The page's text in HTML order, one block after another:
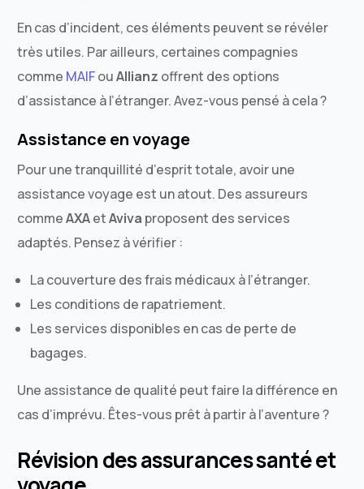
En cas d’incident, ces éléments peuvent se révéler
très utiles. Par ailleurs, certaines compagnies
comme MAIFouAllianz offrent des options
d’assistance à l’étranger. Avez-vous pensé à cela ?
Assistance en voyage
Pour une tranquillité d’esprit totale, avoir une
assistance voyage est un atout. Des assureurs
commeAXAetAviva proposent des services
adaptés. Pensez à vérifier :
La couverture des frais médicaux à l’étranger.
Les conditions de rapatriement.
Les services disponibles en cas de perte de
bagages.
Une assistance de qualité peut faire la différence en
cas d’imprévu. Êtes-vous prêt à partir à l’aventure ?
Révision des assurances santé et